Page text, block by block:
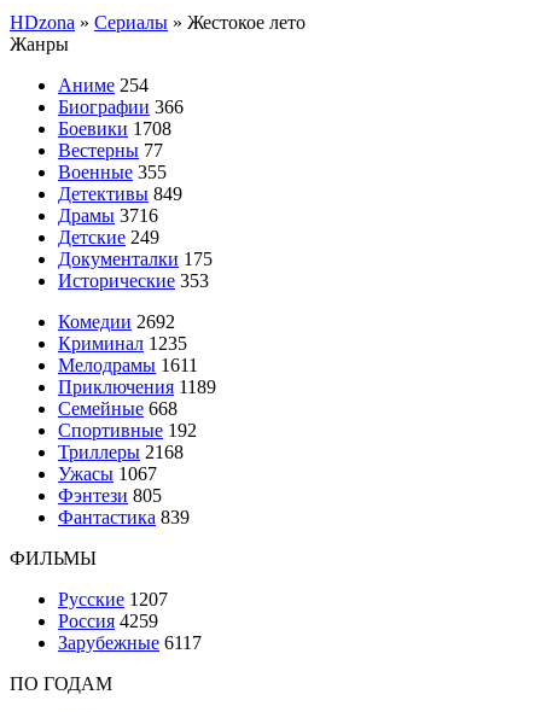
HDzona » Сериалы » Жестокое лето
Жанры
Аниме 254
Биографии 366
Боевики 1708
Вестерны 77
Военные 355
Детективы 849
Драмы 3716
Детские 249
Документалки 175
Исторические 353
Комедии 2692
Криминал 1235
Мелодрамы 1611
Приключения 1189
Семейные 668
Спортивные 192
Триллеры 2168
Ужасы 1067
Фэнтези 805
Фантастика 839
ФИЛЬМЫ
Русские 1207
Россия 4259
Зарубежные 6117
ПО ГОДАМ